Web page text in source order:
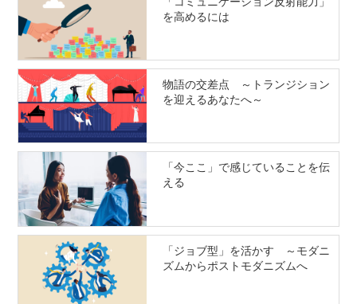
を高めるには
物語の交差点 ～トランジション
を迎えるあなたへ～
「今ここ」で感じていることを伝
える
「ジョブ型」を活かす ～モダニ
ズムからポストモダニズムへ